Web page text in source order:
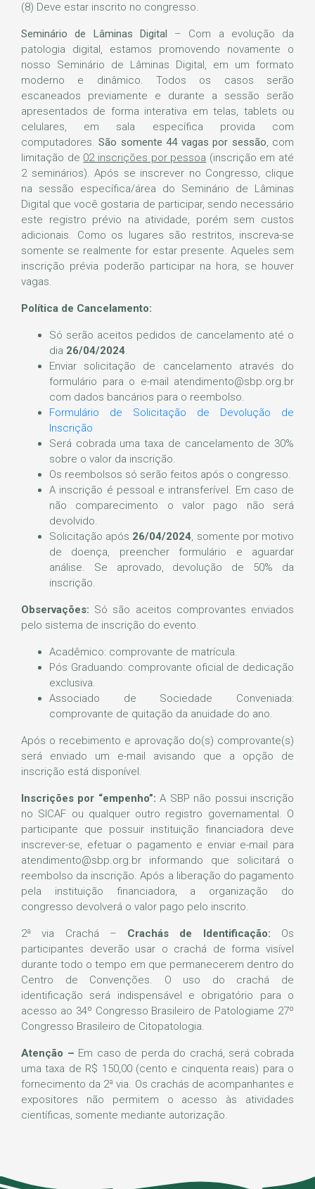
(8) Deve estar inscrito no congresso.
Seminário de Lâminas Digital – Com a evolução da
patologia digital, estamos promovendo novamente o
nosso Seminário de Lâminas Digital, em um formato
moderno e dinâmico. Todos os casos serão
escaneados previamente e durante a sessão serão
apresentados de forma interativa em telas, tablets ou
celulares, em sala específica provida com
computadores.São somente 44 vagas por sessão, com
limitação de 02 inscrições por pessoa (inscrição em até
2 seminários). Após se inscrever no Congresso, clique
na sessão específica/área do Seminário de Lâminas
Digital que você gostaria de participar, sendo necessário
este registro prévio na atividade, porém sem custos
adicionais. Como os lugares são restritos, inscreva-se
somente se realmente for estar presente. Aqueles sem
inscrição prévia poderão participar na hora, se houver
vagas.
Política de Cancelamento:
Só serão aceitos pedidos de cancelamento até o
dia 26/04/2024.
Enviar solicitação de cancelamento através do
formulário para o e-mail atendimento@sbp.org.br
com dados bancários para o reembolso.
Formulário de Solicitação de Devolução de
Inscrição
Será cobrada uma taxa de cancelamento de 30%
sobre o valor da inscrição.
Os reembolsos só serão feitos após o congresso.
A inscrição é pessoal e intransferível. Em caso de
não comparecimento o valor pago não será
devolvido.
Solicitação após 26/04/2024, somente por motivo
de doença, preencher formulário e aguardar
análise. Se aprovado, devolução de 50% da
inscrição.
Observações: Só são aceitos comprovantes enviados
pelo sistema de inscrição do evento.
Acadêmico: comprovante de matrícula.
Pós Graduando: comprovante oficial de dedicação
exclusiva.
Associado de Sociedade Conveniada:
comprovante de quitação da anuidade do ano.
Após o recebimento e aprovação do(s) comprovante(s)
será enviado um e-mail avisando que a opção de
inscrição está disponível.
Inscrições por “empenho”: A SBP não possui inscrição
no SICAF ou qualquer outro registro governamental. O
participante que possuir instituição financiadora deve
inscrever-se, efetuar o pagamento e enviar e-mail para
atendimento@sbp.org.br informando que solicitará o
reembolso da inscrição. Após a liberação do pagamento
pela instituição financiadora, a organização do
congresso devolverá o valor pago pelo inscrito.
2ª via Crachá – Crachás de Identificação: Os
participantes deverão usar o crachá de forma visível
durante todo o tempo em que permanecerem dentro do
Centro de Convenções. O uso do crachá de
identificação será indispensável e obrigatório para o
acesso ao 34º Congresso Brasileiro de Patologiame 27º
Congresso Brasileiro de Citopatologia.
Atenção – Em caso de perda do crachá, será cobrada
uma taxa de R$ 150,00 (cento e cinquenta reais) para o
fornecimento da 2ª via. Os crachás de acompanhantes e
expositores não permitem o acesso às atividades
científicas, somente mediante autorização.